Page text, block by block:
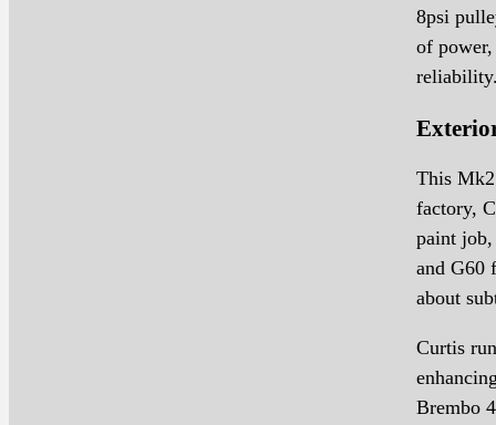
8psi
of
This
factory,
paint job,
and G60
about
Curtis
Brembo